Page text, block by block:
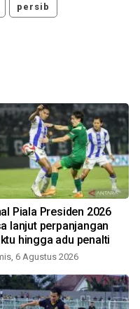
persib
Piala Presiden 2026
lanjut perpanjangan
hingga adu penalti
6 Agustus 2026